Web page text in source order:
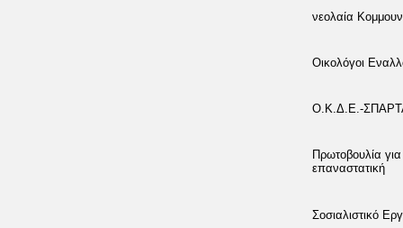
νεολαία
Οικολόγοι
Ο.Κ.Δ.Ε.-
Πρωτοβουλία
επαναστατική
Σοσιαλιστικό